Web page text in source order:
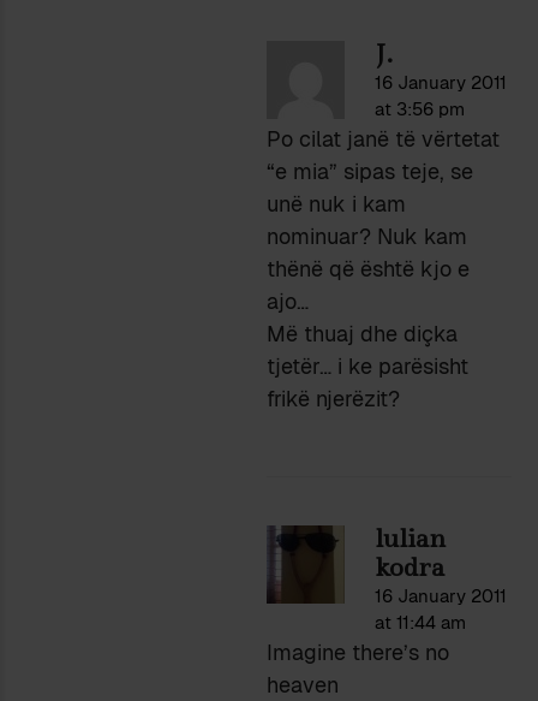
J.
16 January 2011
at 3:56 pm
Po cilat janë të vërtetat
“e mia” sipas teje, se
unë nuk i kam
nominuar? Nuk kam
thënë që është kjo e
ajo…
Më thuaj dhe diçka
tjetër… i ke parësisht
frikë njerëzit?
lulian
kodra
16 January 2011
at 11:44 am
Imagine there’s no
heaven